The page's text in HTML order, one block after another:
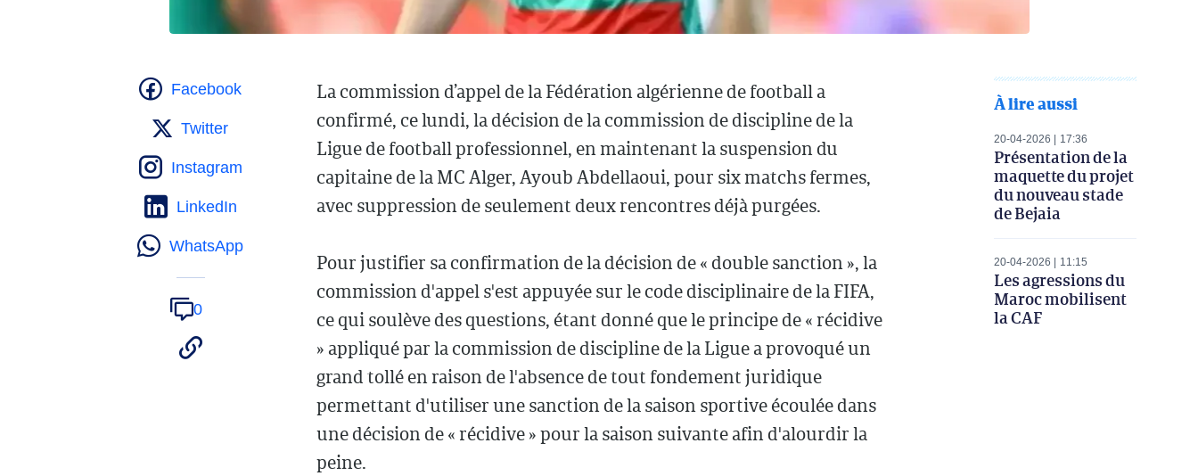
La commission d’appel de la Fédération algérienne de football a
confirmé, ce lundi, la décision de la commission de discipline de la
Ligue de football professionnel, en maintenant la suspension du
capitaine de la MC Alger, Ayoub Abdellaoui, pour six matchs fermes,
avec suppression de seulement deux rencontres déjà purgées.
Pour justifier sa confirmation de la décision de « double sanction », la
commission d'appel s'est appuyée sur le code disciplinaire de la FIFA,
ce qui soulève des questions, étant donné que le principe de « récidive
» appliqué par la commission de discipline de la Ligue a provoqué un
grand tollé en raison de l'absence de tout fondement juridique
permettant d'utiliser une sanction de la saison sportive écoulée dans
une décision de « récidive » pour la saison suivante afin d'alourdir la
peine.
Facebook
Twitter
Instagram
LinkedIn
WhatsApp
0
À lire aussi
20-04-2026 17:36
Présentation de la
maquette du projet
du nouveau stade
de Bejaia
20-04-2026 11:15
Les agressions du
Maroc mobilisent
la CAF